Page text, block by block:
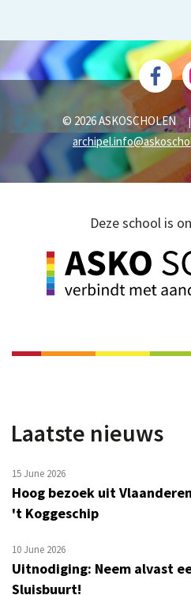
© 2026 ASKOSCHOLEN
Deze school is
Laatste nieuws
15 June 2026
Hoog bezoek uit
't Koggeschip
10 June 2026
Uitnodiging: Neem alvast
Sluisbuurt!